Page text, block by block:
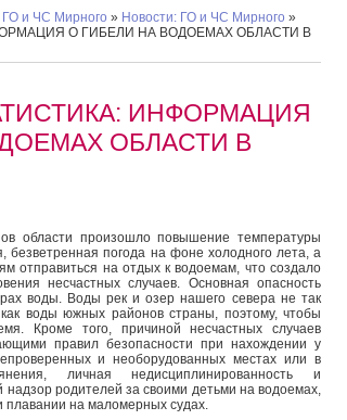
ГО и ЧС Мирного » Новости: ГО и ЧС Мирного »
О ГИБЕЛИ НА ВОДОЕМАХ ОБЛАСТИ В
ИНФОРМАЦИЯ
ОБЛАСТИ В
области произошло повышение температуры
безветренная погода на фоне холодного лета, а
отправиться на отдых к водоемам, что создало
несчастных случаев. Основная опасность
воды. Воды рек и озер нашего севера не так
воды южных районов страны, поэтому, чтобы
Кроме того, причиной несчастных случаев
правил безопасности при нахождении у
и необорудованных местах или в
личная недисциплинированность и
родителей за своими детьми на водоемах,
на маломерных судах.